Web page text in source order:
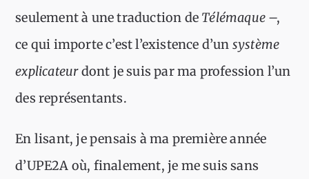
seulement à une traduction de Télémaque –,
ce qui importe c’est l’existence d’un système
explicateurdont je suis par ma profession l’un
des représentants.
En lisant, je pensais à ma première année
d’UPE2A où, finalement, je me suis sans